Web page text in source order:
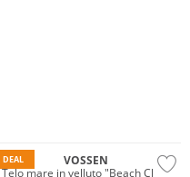
DEAL
VOSSEN
Telo mare in velluto "Beach Club"